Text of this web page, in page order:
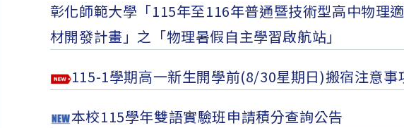
彰化師範大學「115年至116年普通暨技術型高中物理
材開發計畫」之「物理暑假自主學習啟航站」
115-1學期高一新生開學前(8/30星期日)搬宿注意事
本校115學年雙語實驗班申請積分查詢公告